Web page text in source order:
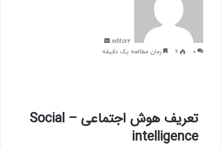
editor2
ا
0
6 زمان مطالعه یک دقیقه
تعریف هوش اجتماعی – Social
intelligence